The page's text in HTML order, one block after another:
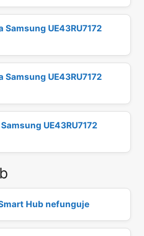
Samsung UE43RU7172
Samsung UE43RU7172
UE43RU7172
Hub nefunguje